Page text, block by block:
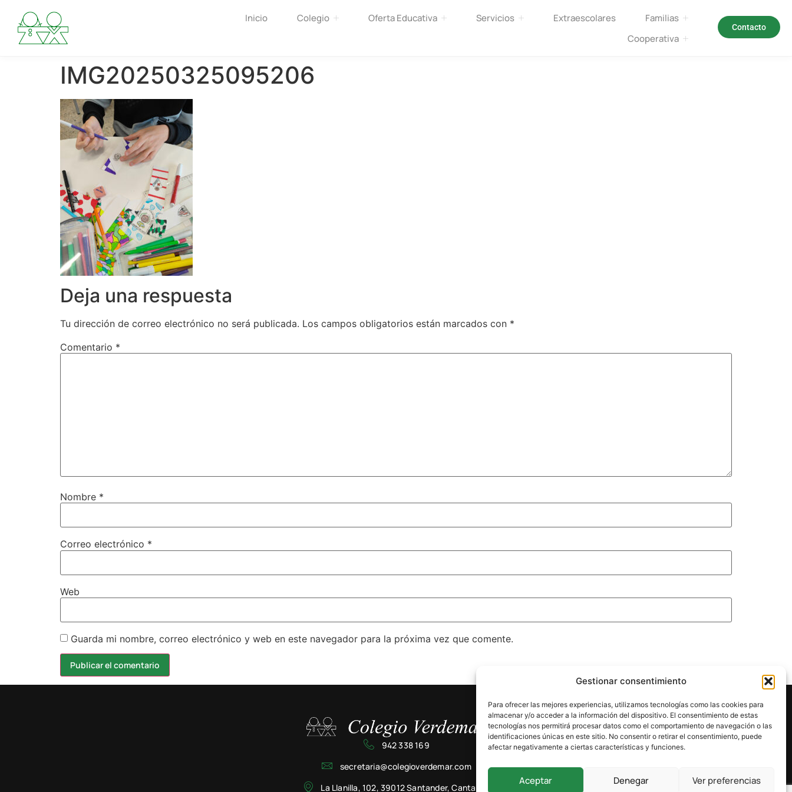
Gestionar consentimiento
Para ofrecer las mejores experiencias, utilizamos tecnologías como las cookies para
almacenar y/o acceder a la información del dispositivo. El consentimiento de estas
tecnologías nos permitirá procesar datos como el comportamiento de navegación o las
identificaciones únicas en este sitio. No consentir o retirar el consentimiento, puede
afectar negativamente a ciertas características y funciones.
Aceptar Denegar Ver preferencias
Inicio Colegio Oferta Educativa Servicios Extraescolares
Familias
Cooperativa
Contacto
IMG20250325095206
Deja una respuesta
Tu dirección de correo electrónico no será publicada. Los campos obligatorios están marcados con *
Comentario *
Nombre *
Correo electrónico *
Web
Guarda mi nombre, correo electrónico y web en este navegador para la próxima vez que comente.
942 338 169
secretaria@colegioverdemar.com
La Llanilla, 102, 39012 Santander, Cantabria